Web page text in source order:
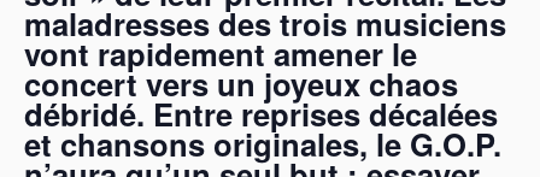
maladresses des trois musiciens
vont rapidement amener le
concert vers un joyeux chaos
débridé. Entre reprises décalées
et chansons originales, le G.O.P.